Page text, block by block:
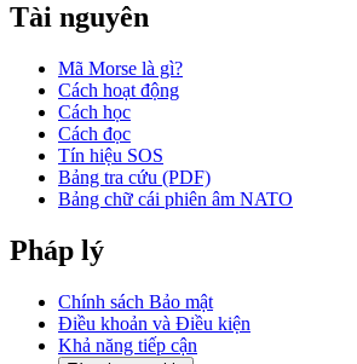
Tài nguyên
Mã Morse là gì?
Cách hoạt động
Cách học
Cách đọc
Tín hiệu SOS
Bảng tra cứu (PDF)
Bảng chữ cái phiên âm NATO
Pháp lý
Chính sách Bảo mật
Điều khoản và Điều kiện
Khả năng tiếp cận